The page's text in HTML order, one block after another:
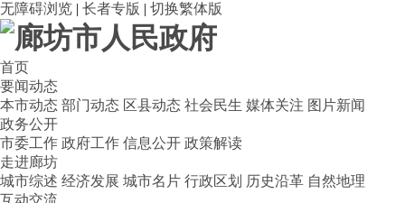
无障碍浏览 | 长者专版 | 切换繁体版
首页
要闻动态
本市动态 部门动态 区县动态 社会民生 媒体关注 图片新闻
政务公开
市委工作 政府工作 信息公开 政策解读
走进廊坊
城市综述 经济发展 城市名片 行政区划 历史沿革 自然地理
互动交流